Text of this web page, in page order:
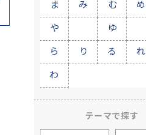
ま み む め
や ゆ
ら り る れ
わ
テーマで探す